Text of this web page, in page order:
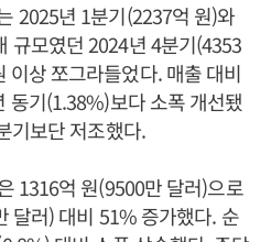
2025년 1분기(2237억 원)와
규모였던 2024년 4분기(4353
이상 쪼그라들었다. 매출 대비
동기(1.38%)보다 소폭 개선됐
기보단 저조했다.
1316억 원(9500만 달러)으로
달러) 대비 51% 증가했다. 순